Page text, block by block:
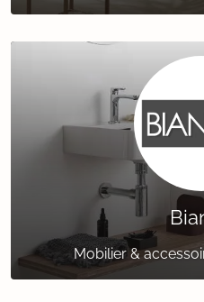
Mobilier &